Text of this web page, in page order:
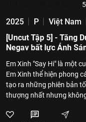
2025 P Việt Nam
[Uncut Tập 5] - Tăng
Negav bất lực Ánh
Em Xinh "Say Hi" là một
Em Xinh thể hiện phong
tạo ra những phiên bản
thượng nhất nhưng